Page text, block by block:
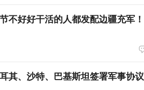
不好好干活的人都发配边疆充军！
其、沙特、巴基斯坦签署军事协议